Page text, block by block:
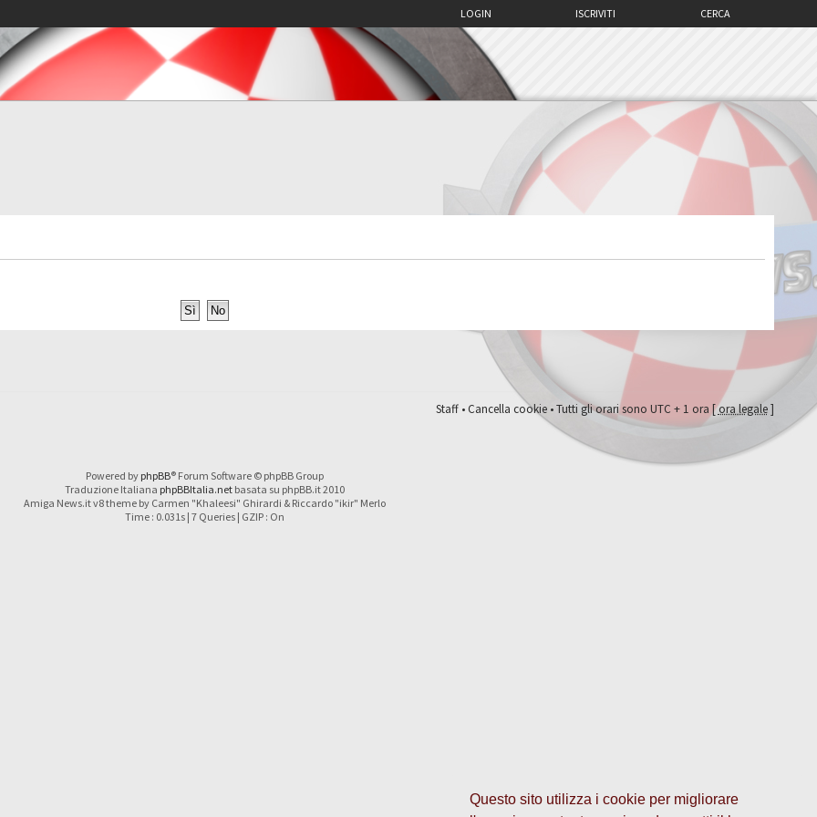
Questo sito utilizza i cookie per migliorare
CERCA
ISCRIVITI
LOGIN
Staff•Cancella cookie• Tutti gli orari sono UTC + 1 ora [ora legale]
Powered by phpBB® Forum Software © phpBB Group
Traduzione Italiana phpBBItalia.netbasata su phpBB.it 2010
Amiga News.it v8 theme by Carmen "Khaleesi" Ghirardi & Riccardo "ikir" Merlo
Time : 0.031s | 7 Queries | GZIP : On